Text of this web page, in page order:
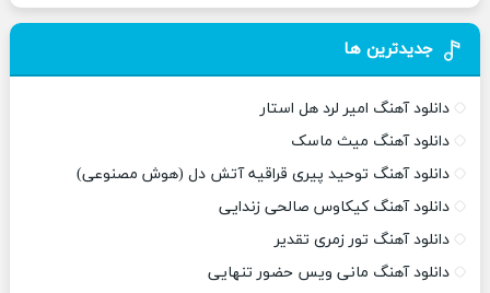
جدیدترین ها
دانلود آهنگ امیر لرد هل استار
دانلود آهنگ میث ماسک
دانلود آهنگ توحید پیری قراقیه آتش دل (هوش مصنوعی)
دانلود آهنگ کیکاوس صالحی زندایی
دانلود آهنگ تور زمری تقدیر
دانلود آهنگ مانی ویس حضور تنهایی